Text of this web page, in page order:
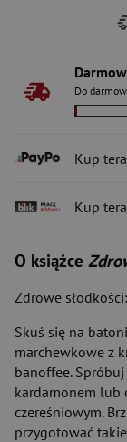
Do
Kup
Kup
O książce
Zdrowe
Skuś się na
marchewkowe z
banoffee.
kardamonem lub
czereśniowym.
przygotować